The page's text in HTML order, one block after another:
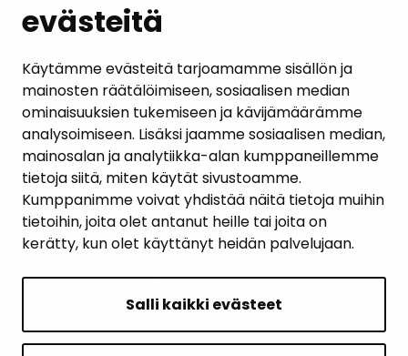
evästeitä
Käytämme evästeitä tarjoamamme sisällön ja
mainosten räätälöimiseen, sosiaalisen median
ominaisuuksien tukemiseen ja kävijämäärämme
analysoimiseen. Lisäksi jaamme sosiaalisen median,
mainosalan ja analytiikka-alan kumppaneillemme
tietoja siitä, miten käytät sivustoamme.
Kumppanimme voivat yhdistää näitä tietoja muihin
tietoihin, joita olet antanut heille tai joita on
kerätty, kun olet käyttänyt heidän palvelujaan.
Salli kaikki evästeet
AJANKOHTAISET
YHTEYSTIEDOT
KARTTAPALVELU
SIVUN ALKUUN
Intranet